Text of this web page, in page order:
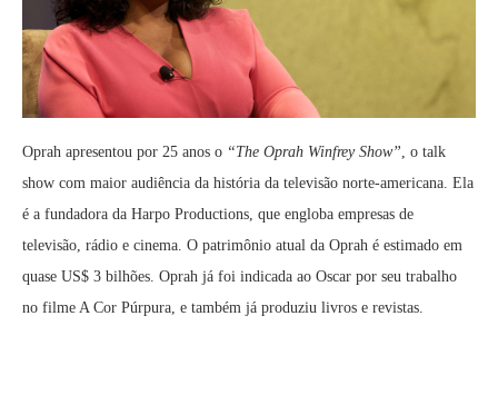
Oprah apresentou por 25 anos o “The Oprah Winfrey Show” , o talk
show com maior audiência da história da televisão norte-americana. Ela
é a fundadora da Harpo Productions, que engloba empresas de
televisão, rádio e cinema. O patrimônio atual da Oprah é estimado em
quase US$ 3 bilhões. Oprah já foi indicada ao Oscar por seu trabalho
no filme A Cor Púrpura, e também já produziu livros e revistas.